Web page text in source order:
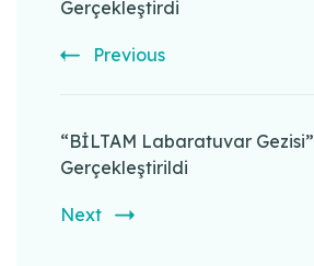
Gerçekleştirdi
Previous
“BİLTAM Labaratuvar Gezisi”
Gerçekleştirildi
Next